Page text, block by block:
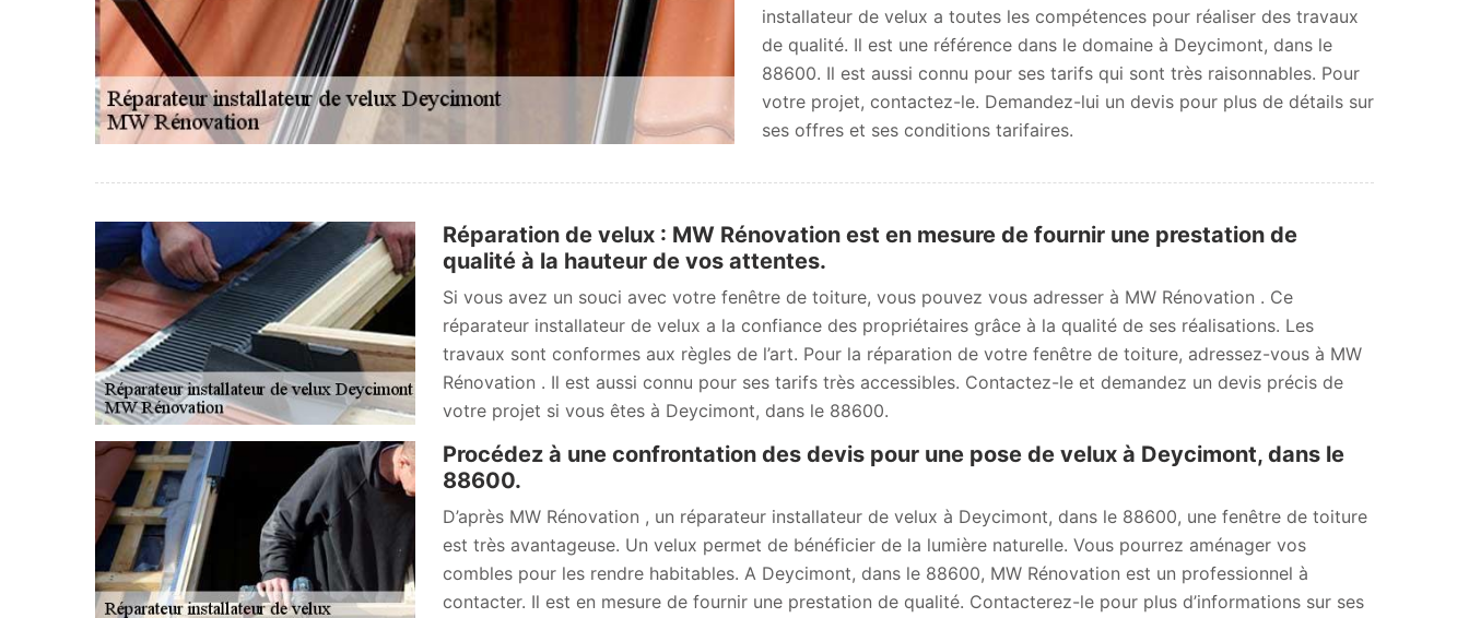
installateur de velux a toutes les compétences pour réaliser des travaux
de qualité. Il est une référence dans le domaine à Deycimont, dans le
88600. Il est aussi connu pour ses tarifs qui sont très raisonnables. Pour
votre projet, contactez-le. Demandez-lui un devis pour plus de détails sur
ses offres et ses conditions tarifaires.
Réparation de velux : MW Rénovation est en mesure de fournir une prestation de
qualité à la hauteur de vos attentes.
Si vous avez un souci avec votre fenêtre de toiture, vous pouvez vous adresser à MW Rénovation . Ce
réparateur installateur de velux a la confiance des propriétaires grâce à la qualité de ses réalisations. Les
travaux sont conformes aux règles de l’art. Pour la réparation de votre fenêtre de toiture, adressez-vous à MW
Rénovation . Il est aussi connu pour ses tarifs très accessibles. Contactez-le et demandez un devis précis de
votre projet si vous êtes à Deycimont, dans le 88600.
Procédez à une confrontation des devis pour une pose de velux à Deycimont, dans le
88600.
D’après MW Rénovation , un réparateur installateur de velux à Deycimont, dans le 88600, une fenêtre de toiture
est très avantageuse. Un velux permet de bénéficier de la lumière naturelle. Vous pourrez aménager vos
combles pour les rendre habitables. A Deycimont, dans le 88600, MW Rénovation est un professionnel à
contacter. Il est en mesure de fournir une prestation de qualité. Contacterez-le pour plus d’informations sur ses